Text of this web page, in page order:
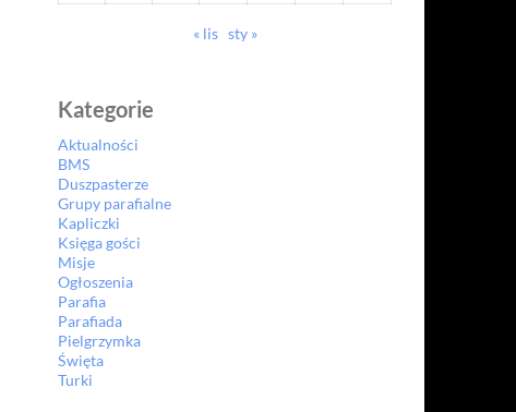
« lis sty »
Kategorie
Aktualności
BMS
Duszpasterze
Grupy parafialne
Kapliczki
Księga gości
Misje
Ogłoszenia
Parafia
Parafiada
Pielgrzymka
Święta
Turki